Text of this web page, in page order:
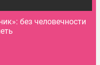
без человечности